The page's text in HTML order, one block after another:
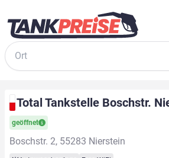
Suche
Total Tankstelle Boschstr.
geöffnet
Boschstr. 2, 55283 Nierstein